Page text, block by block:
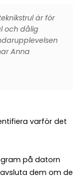
är för
och dålig
Anna
varför det
på datorn
dem om de